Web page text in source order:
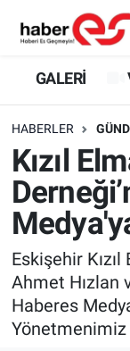
GALERİ
HABERLER
Kızıl
Eskişehir
Ahmet Hızlan
Haberes
Yönetmenimiz
GALERİ
YAZARLAR
GÜNDEM
SİYASET
TEKNOLOJİ
EKONOMİ
Eskişehir
Eskişehir
Süper Lig
Tüm
Son Dakika
Haber Arşivi